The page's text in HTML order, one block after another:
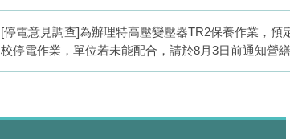
[停電意見調查]為辦理特高壓變壓器TR2保養作業，預
校停電作業，單位若未能配合，請於8月3日前通知營